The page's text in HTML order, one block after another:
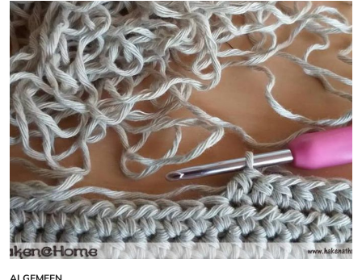
jouw
favoriete
haaksteek?
is
jouw
favoriete
haaksteek?